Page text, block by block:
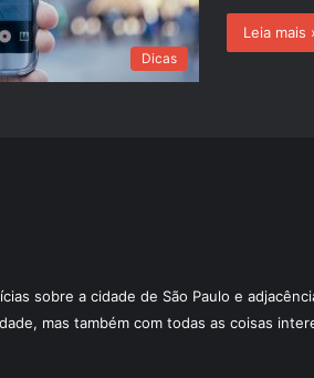
Dicas
Leia mais
sobre a cidade de São Paulo e
mas também com todas as coisas